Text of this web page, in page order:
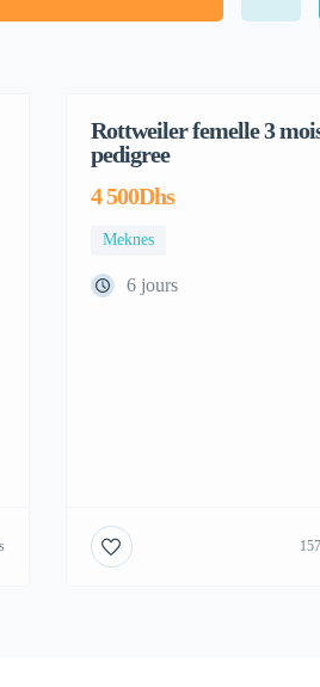
Adoption
Rottweiler femelle 3
pedigree
4 500Dhs
Meknes
6 jours